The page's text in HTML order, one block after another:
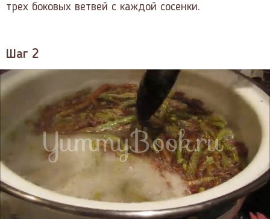
трех боковых ветвей с каждой сосенки.
Шаг 2